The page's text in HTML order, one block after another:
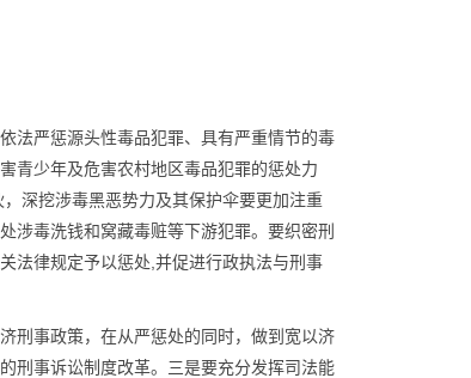
法严惩源头性毒品犯罪、具有严重情节的毒
青少年及危害农村地区毒品犯罪的惩处力
深挖涉毒黑恶势力及其保护伞要更加注重
涉毒洗钱和窝藏毒赃等下游犯罪。要织密刑
法律规定予以惩处,并促进行政执法与刑事
刑事政策，在从严惩处的同时，做到宽以济
刑事诉讼制度改革。三是要充分发挥司法能